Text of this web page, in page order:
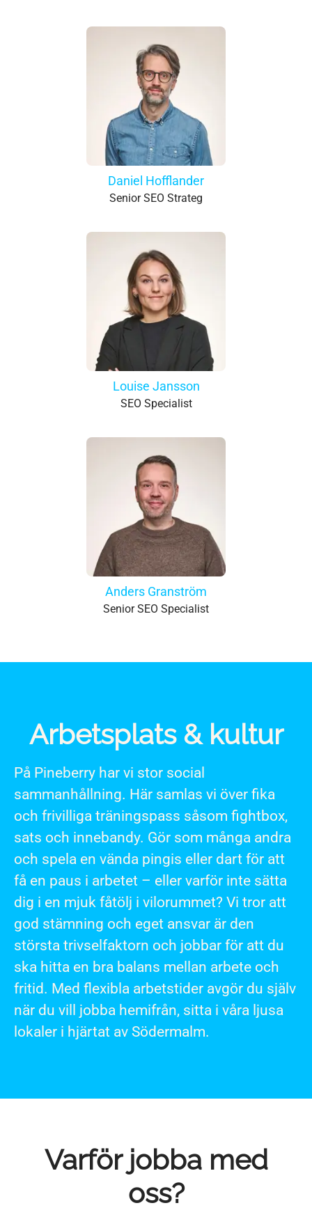
Daniel Hofflander
Senior SEO Strateg
Louise Jansson
SEO Specialist
Anders Granström
Senior SEO Specialist
Arbetsplats & kultur
På Pineberry har vi stor social
sammanhållning. Här samlas vi över fika
och frivilliga träningspass såsom fightbox,
sats och innebandy. Gör som många andra
och spela en vända pingis eller dart för att
få en paus i arbetet – eller varför inte sätta
dig i en mjuk fåtölj i vilorummet? Vi tror att
god stämning och eget ansvar är den
största trivselfaktorn och jobbar för att du
ska hitta en bra balans mellan arbete och
fritid. Med flexibla arbetstider avgör du själv
när du vill jobba hemifrån, sitta i våra ljusa
lokaler i hjärtat av Södermalm.
Varför jobba med
oss?